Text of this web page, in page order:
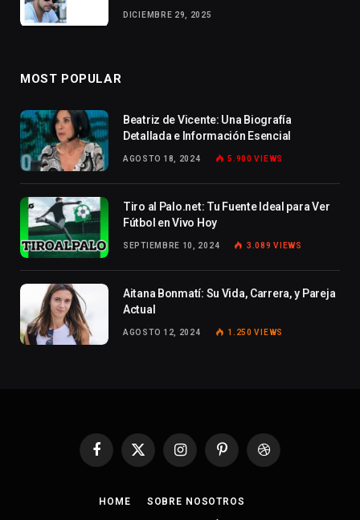
DICIEMBRE 29, 2025
MOST POPULAR
Beatriz de Vicente: Una Biografía
Detallada e Información Esencial
AGOSTO 18, 2024 5.900VIEWS
Tiro al Palo.net: Tu Fuente Ideal para Ver
Fútbol en Vivo Hoy
SEPTIEMBRE 10, 2024 3.089VIEWS
Aitana Bonmatí: Su Vida, Carrera, y Pareja
Actual
AGOSTO 12, 2024 1.250VIEWS
Facebook
X
InstagramPinterestDribbble
HOME SOBRE NOSOTROS